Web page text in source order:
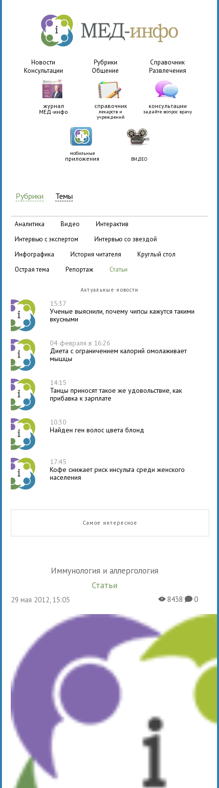
Новости Рубрики
Справочник
Консультации
Общение Развлечения
журнал
МЕД-инфо
справочник
лекарств и
учреждений
консультации
задайте вопрос врачу
мобильные
приложения ВИДЕО
Рубрики Темы
аналитика видео
интерактив
интервью с экспертом
интервью со звездой
инфографика
история читателя
круглый стол
острая тема
репортаж статьи
Актуальные новости
15:37
Ученые выяснили, почему чипсы кажутся такими
вкусными
04 февраля в 16:26
Диета с ограничением калорий омолаживает
мышцы
14:15
Танцы приносят такое же удовольствие, как
прибавка к зарплате
10:30
Найден ген волос цвета блонд
17:45
Кофе снижает риск инсульта среди женского
населения
Самое интересное
Иммунология и аллергология
Статьи
29 мая 2012, 15:05 X8438K0